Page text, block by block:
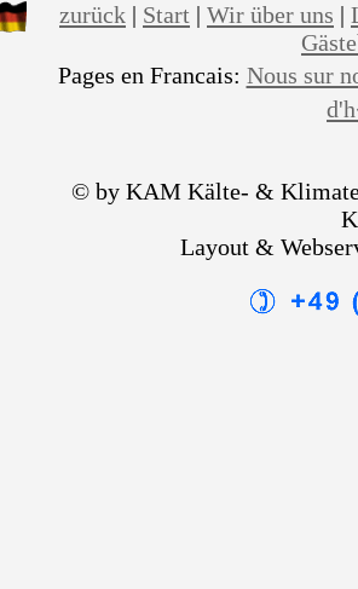
zurück | Start | Wir über uns |
Pages en Francais: Nous sur
© by KAM Kälte- &
Layout &